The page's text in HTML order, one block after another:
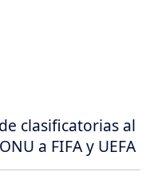
clasificatorias al
a FIFA y UEFA